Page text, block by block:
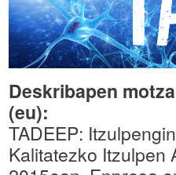
Deskribapen
(eu):
TADEEP:
Kalitatezko Itzulpen